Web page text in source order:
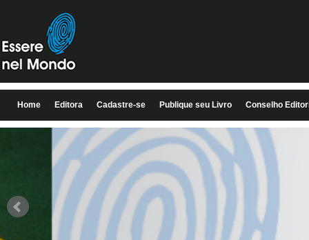
Home Editora Cadastre-se Publique seu Livro Conselho